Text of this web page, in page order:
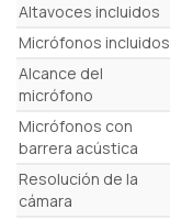
Altavoces incluidos
Micrófonos incluidos
Alcance del
micrófono
Micrófonos con
barrera acústica
Resolución de la
cámara